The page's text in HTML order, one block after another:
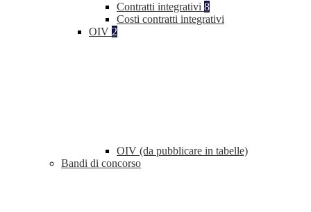
Contratti integrativi 8
Costi contratti integrativi
OIV 2
OIV (da pubblicare in tabelle)
Bandi di concorso